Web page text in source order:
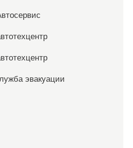
эвакуации